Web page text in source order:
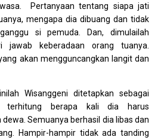
Pertanyaan tentang siapa jati
mengapa dia dibuang dan tidak
si pemuda. Dan, dimulailah
jawab keberadaan orang tuanya.
akan mengguncangkan langit dan
Wisanggeni ditetapkan sebagai
terhitung berapa kali dia harus
Semuanya berhasil dia libas dan
Hampir-hampir tidak ada tanding